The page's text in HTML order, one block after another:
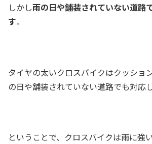
しかし雨の日や舗装されていない道路
す。
タイヤの太いクロスバイクはクッショ
の日や舗装されていない道路でも対応
ということで、クロスバイクは雨に強